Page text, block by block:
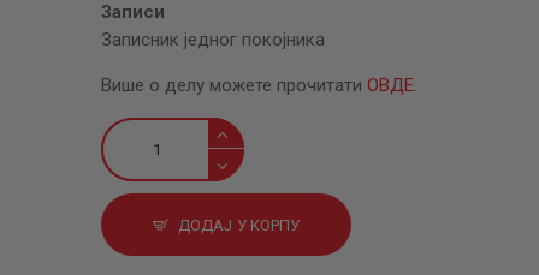
Записи
Записник једног покојника
Више о делу можете прочитати ОВДЕ.
Приповетке
и
записи
количина
ДОДАЈ У КОРПУ